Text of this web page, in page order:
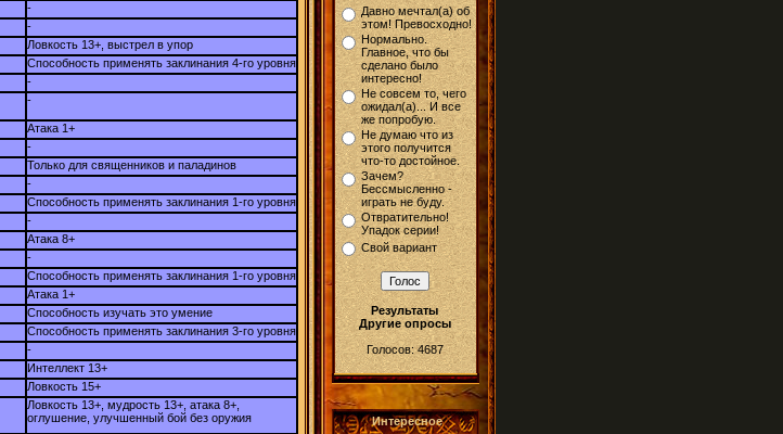
-
-
Ловкость 13+, выстрел в упор
Способность применять заклинания 4-го уровня
-
-
Атака 1+
-
Только для священников и паладинов
-
Способность применять заклинания 1-го уровня
-
Атака 8+
-
Способность применять заклинания 1-го уровня
Атака 1+
Способность изучать это умение
Способность применять заклинания 3-го уровня
-
Интеллект 13+
Ловкость 15+
Ловкость 13+, мудрость 13+, атака 8+,
оглушение, улучшенный бой без оружия
Давно мечтал(а) об
этом! Превосходно!
Нормально.
Главное, что бы
сделано было
интересно!
Не совсем то, чего
ожидал(а)... И все
же попробую.
Не думаю что из
этого получится
что-то достойное.
Зачем?
Бессмысленно -
играть не буду.
Отвратительно!
Упадок серии!
Свой вариант
Результаты
Другие опросы
Голосов: 4687
Интересное